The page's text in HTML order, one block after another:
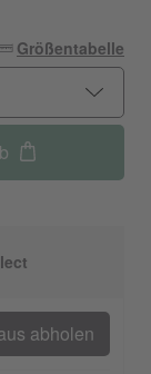
Größentabelle
abholen